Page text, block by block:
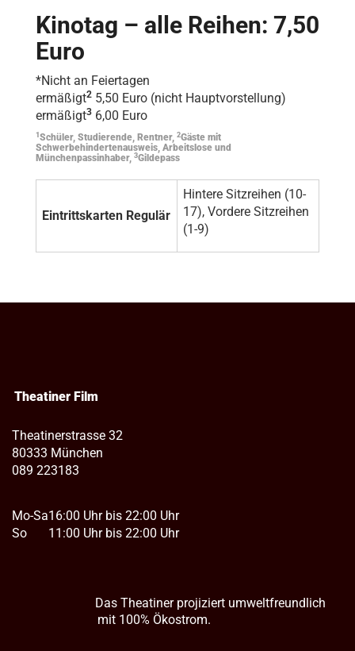
Kinotag – alle Reihen: 7,50
Euro
*Nicht an Feiertagen
ermäßigt2 5,50 Euro (nicht Hauptvorstellung)
ermäßigt3 6,00 Euro
1 Schüler, Studierende, Rentner, 2Gäste mit
Schwerbehindertenausweis, Arbeitslose und
Münchenpassinhaber, 3Gildepass
Eintrittskarten Regulär
Hintere Sitzreihen (10-
17), Vordere Sitzreihen
(1-9)
Theatiner Film
Theatinerstrasse 32
80333 München
089 223183
Mo-Sa
So
16:00 Uhr bis 22:00 Uhr
11:00 Uhr bis 22:00 Uhr
Das Theatiner projiziert umweltfreundlich
mit 100% Ökostrom.